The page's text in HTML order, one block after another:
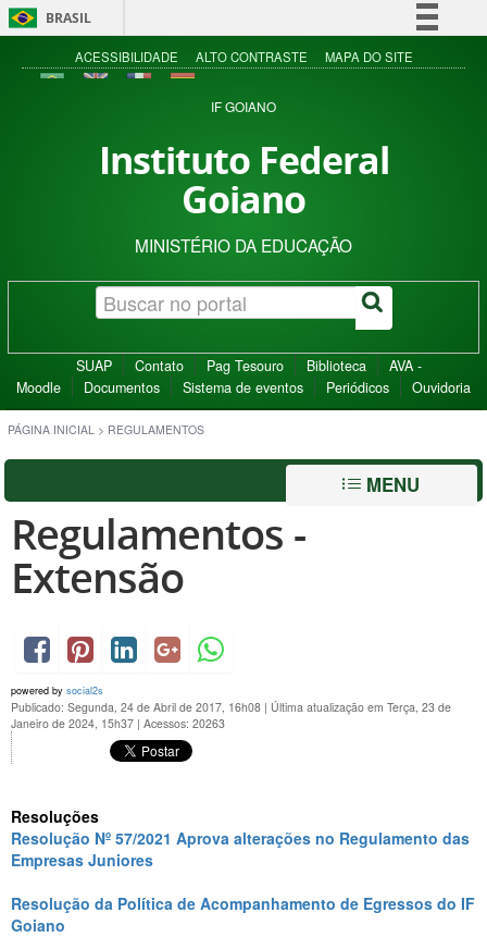
BRASIL
Simplifique!
Acesso à informação
ACESSIBILIDADE ALTO CONTRASTE MAPA DO SITE
IF GOIANO
Instituto Federal
Goiano
MINISTÉRIO DA EDUCAÇÃO
SUAP Contato Pag Tesouro Biblioteca
AVA -
Moodle
Documentos Sistema de eventos Periódicos Ouvidoria
PÁGINA INICIAL > REGULAMENTOS
MENU
Regulamentos -
Extensão
powered by social2s
Publicado: Segunda, 24 de Abril de 2017, 16h08 | Última atualização em Terça, 23 de
Janeiro de 2024, 15h37 | Acessos: 20263
Resoluções
Resolução Nº 57/2021 Aprova alterações no Regulamento das
Empresas Juniores
Resolução da Política de Acompanhamento de Egressos do IF
Goiano